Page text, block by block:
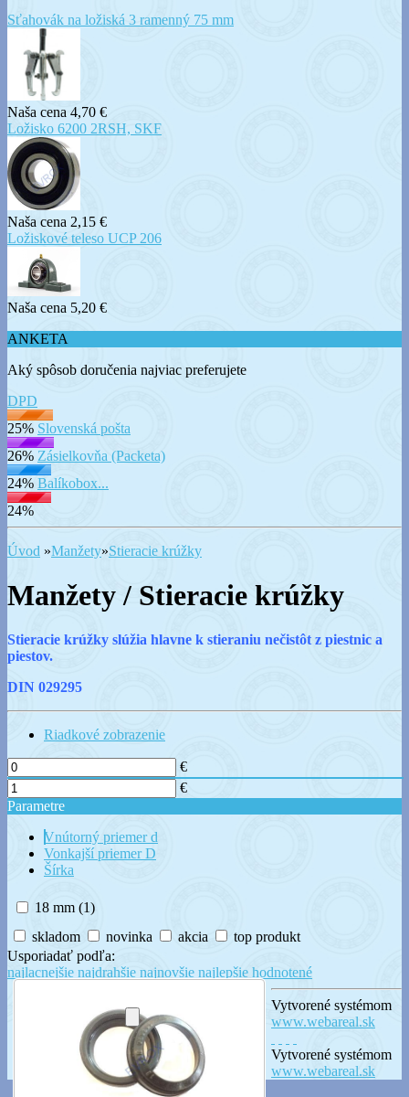
Sťahovák na ložiská 3 ramenný 75 mm
Naša cena 4,70 €
Ložisko 6200 2RSH, SKF
Naša cena 2,15 €
Ložiskové teleso UCP 206
Naša cena 5,20 €
ANKETA
Aký spôsob doručenia najviac preferujete
DPD
25% Slovenská pošta
26% Zásielkovňa (Packeta)
24% Balíkobox...
24%
Úvod »Manžety»Stieracie krúžky
Manžety / Stieracie krúžky
Stieracie krúžky slúžia hlavne k stieraniu nečistôt z piestnic a
piestov.
DIN 029295
Riadkové zobrazenie
€
€
Parametre
Vnútorný priemer d
Vonkajší priemer D
Šírka
18 mm (1)
skladom
novinka akcia
top produkt
Usporiadať podľa:
najlacnejšie najdrahšie najnovšie najlepšie hodnotené
Vytvorené systémom
www.webareal.sk
Vytvorené systémom
www.webareal.sk